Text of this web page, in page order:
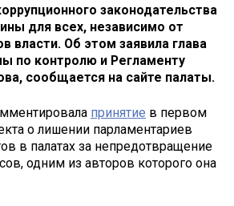
законодательства
для всех, независимо от
власти. Об этом заявила глава
по контролю и Регламенту
сообщается на сайте палаты.
принятие в первом
о лишении парламентариев
в палатах за непредотвращение
одним из авторов которого она